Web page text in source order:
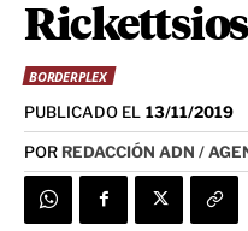
BORDERPLEX
PUBLICADO EL 13/11/2019
POR REDACCIÓN ADN /